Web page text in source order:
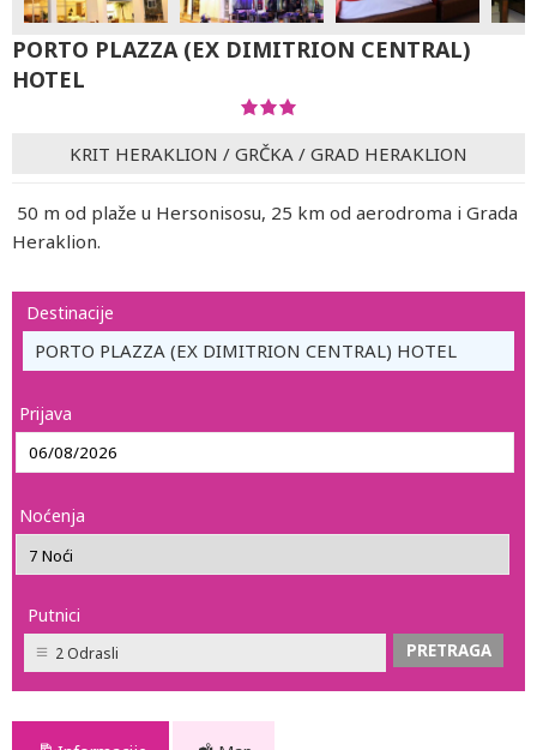
PORTO PLAZZA (EX DIMITRION CENTRAL)
HOTEL
KRIT HERAKLION / GRČKA / GRAD HERAKLION
50 m od plaže u Hersonisosu, 25 km od aerodroma i Grada
Heraklion.
Destinacije
PORTO PLAZZA (EX DIMITRION CENTRAL) HOTEL
Prijava
Noćenja
Putnici
2 Odrasli